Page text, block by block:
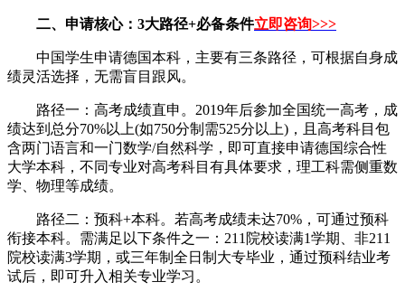
二、申请核心：3大路径+必备条件立即咨询>>>
中国学生申请德国本科，主要有三条路径，可根据自身成
绩灵活选择，无需盲目跟风。
路径一：高考成绩直申。2019年后参加全国统一高考，成
绩达到总分70%以上(如750分制需525分以上)，且高考科目包
含两门语言和一门数学/自然科学，即可直接申请德国综合性
大学本科，不同专业对高考科目有具体要求，理工科需侧重数
学、物理等成绩。
路径二：预科+本科。若高考成绩未达70%，可通过预科
衔接本科。需满足以下条件之一：211院校读满1学期、非211
院校读满3学期，或三年制全日制大专毕业，通过预科结业考
试后，即可升入相关专业学习。